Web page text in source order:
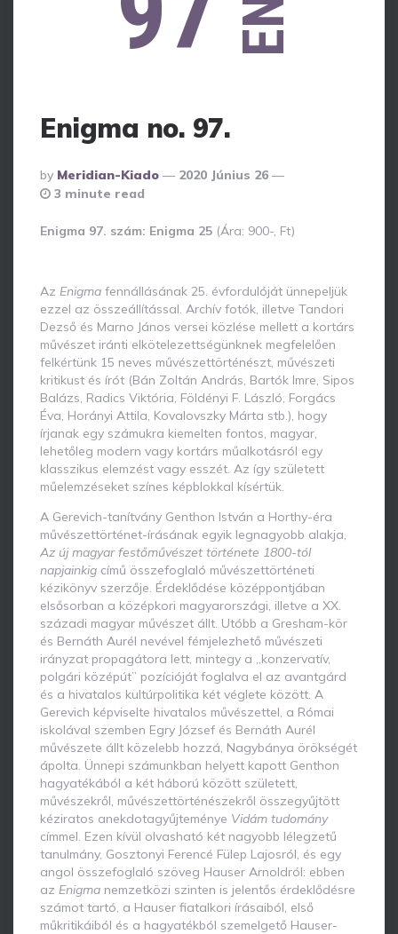
Enigma no. 97.
Posted
By
By Meridian-Kiado
2020 Június 26
3 minute read
Enigma 97. szám: Enigma 25 (Ára: 900-, Ft)
Az Enigma fennállásának 25. évfordulóját ünnepeljük
ezzel az összeállítással. Archív fotók, illetve Tandori
Dezső és Marno János versei közlése mellett a kortárs
művészet iránti elkötelezettségünknek megfelelően
felkértünk 15 neves művészettörténészt, művészeti
kritikust és írót (Bán Zoltán András, Bartók Imre, Sipos
Balázs, Radics Viktória, Földényi F. László, Forgács
Éva, Horányi Attila, Kovalovszky Márta stb.), hogy
írjanak egy számukra kiemelten fontos, magyar,
lehetőleg modern vagy kortárs műalkotásról egy
klasszikus elemzést vagy esszét. Az így született
műelemzéseket színes képblokkal kísértük.
A Gerevich-tanítvány Genthon István a Horthy-éra
művészettörténet-írásának egyik legnagyobb alakja,
Az újmagyar festőművészet története 1800-tól
napjainkig című összefoglaló művészettörténeti
kézikönyv szerzője. Érdeklődése középpontjában
elsősorban a középkori magyarországi, illetve a XX.
századi magyar művészet állt. Utóbb a Gresham-kör
és Bernáth Aurél nevével fémjelezhető művészeti
irányzat propagátora lett, mintegy a „konzervatív,
polgári középút” pozícióját foglalva el az avantgárd
és a hivatalos kultúrpolitika két véglete között. A
Gerevich képviselte hivatalos művészettel, a Római
iskolával szemben Egry József és Bernáth Aurél
művészete állt közelebb hozzá, Nagybánya örökségét
ápolta. Ünnepi számunkban helyett kapott Genthon
hagyatékából a két háború között született,
művészekről, művészettörténészekről összegyűjtött
kéziratos anekdotagyűjteménye Vidám tudomány
címmel. Ezen kívül olvasható két nagyobb lélegzetű
tanulmány, Gosztonyi Ferencé Fülep Lajosról, és egy
angol összefoglaló szöveg Hauser Arnoldról: ebben
az Enigma nemzetközi szinten is jelentős érdeklődésre
számot tartó, a Hauser fiatalkori írásaiból, első
műkritikáiból és a hagyatékból szemelgető Hauser-